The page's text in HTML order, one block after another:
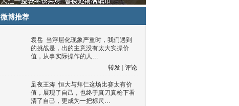
微博推荐
袁岳 当浮层化现象严重时，我们遇到
的挑战是，出的主意没有太大实操价
值，从事实际操作的人…
转发
评论
足夜王涛 恒大与拜仁这场比赛太有价
值，展现了自己，也终于真刀真枪下看
清了自己，更成为一把标尺…